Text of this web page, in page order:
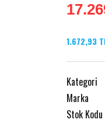
1.672,93
Kategori
Marka
Stok Kodu